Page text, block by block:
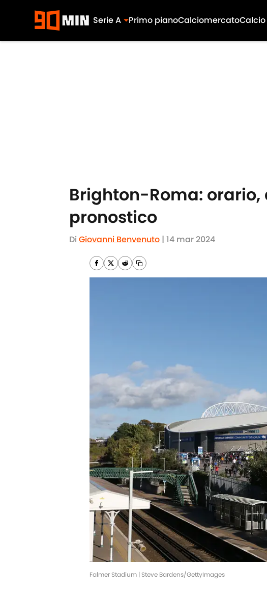
Serie A Primo pianoCalciomercatoCalcio
Brighton-Roma:
pronostico
Di Giovanni Benvenuto | 14 mar 2024
Falmer Stadium | Steve Bardens/GettyImages